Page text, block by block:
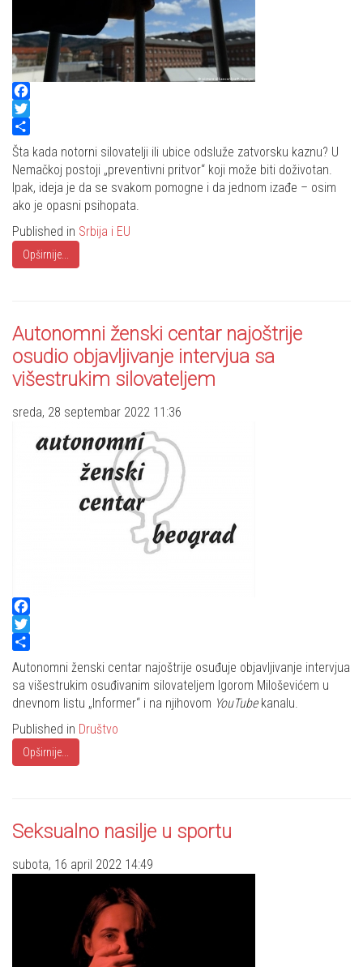
Facebook
Twitter
Share
Šta kada notorni silovatelji ili ubice odsluže zatvorsku kaznu? U
Nemačkoj postoji „preventivni pritvor“ koji može biti doživotan.
Ipak, ideja je da se svakom pomogne i da jednom izađe – osim
ako je opasni psihopata.
Published in Srbija i EU
Opširnije...
Autonomni ženski centar najoštrije
osudio objavljivanje intervjua sa
višestrukim silovateljem
sreda, 28 septembar 2022 11:36
Facebook
Twitter
Share
Autonomni ženski centar najoštrije osuđuje objavljivanje intervjua
sa višestrukim osuđivanim silovateljem Igorom Miloševićem u
dnevnom listu „Informer“ i na njihovom YouTubekanalu.
Published in Društvo
Opširnije...
Seksualno nasilje u sportu
subota, 16 april 2022 14:49